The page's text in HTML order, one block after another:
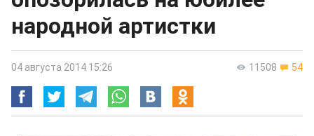
народной артистки
11508 54
04 августа 2014 15:26